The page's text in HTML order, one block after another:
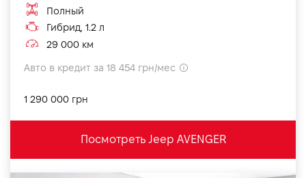
Полный
Гибрид, 1.2 л
29 000 км
Авто в кредит за 18 454 грн/мес
1 290 000 грн
Посмотреть Jeep AVENGER